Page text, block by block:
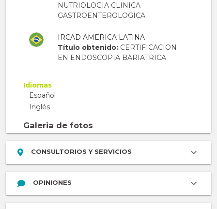
NUTRIOLOGIA CLINICA
GASTROENTEROLOGICA
IRCAD AMERICA LATINA
Título obtenido:CERTIFICACION
EN ENDOSCOPIA BARIATRICA
Idiomas
Español
Inglés
Galeria de fotos
CONSULTORIOS Y SERVICIOS
OPINIONES